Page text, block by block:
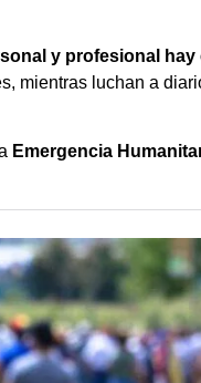
y profesional hay
mientras luchan a
Emergencia